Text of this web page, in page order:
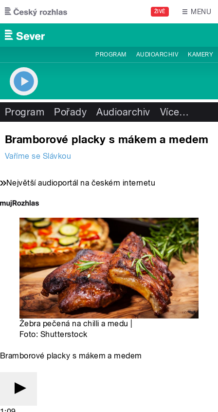
Přejít k hlavnímu obsahu
ŽIVĚ MENU
PROGRAM AUDIOARCHIV KAMERY
Program Pořady Audioarchiv Více…
Bramborové placky s mákem a medem
Vaříme se Slávkou
Největší audioportál na českém internetu
Žebra pečená na chilli a medu |
Foto: Shutterstock
Bramborové placky s mákem a medem